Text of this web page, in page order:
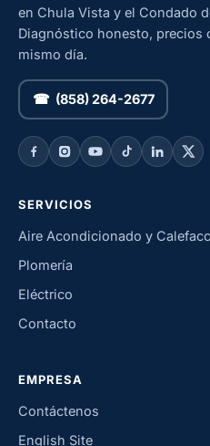
en Chula Vista y el Condado
Diagnóstico honesto, precios
mismo día.
☎ (858) 264-2677
SERVICIOS
Aire Acondicionado y
Plomería
Eléctrico
Contacto
EMPRESA
Contáctenos
English Site